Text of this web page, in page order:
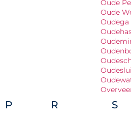
Oude
Oude
P R S